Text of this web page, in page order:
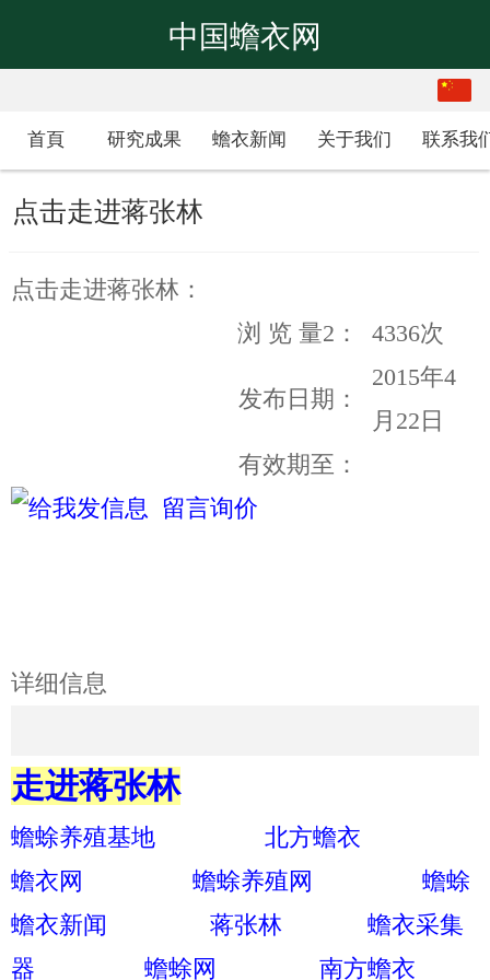
中国蟾衣网
中文
首頁 研究成果 蟾衣新闻 关于我们 联系我
点击走进蒋张林
点击走进蒋张林：
浏 览 量2： 4336次
发布日期：
2015年4
月22日
有效期至：
留言询价
详细信息
走进蒋张林
蟾蜍养殖基地
北方蟾衣
蟾衣网
蟾蜍养殖网
蟾蜍
蟾衣新闻
蒋张林
蟾衣采集
器
蟾蜍网 南方蟾衣